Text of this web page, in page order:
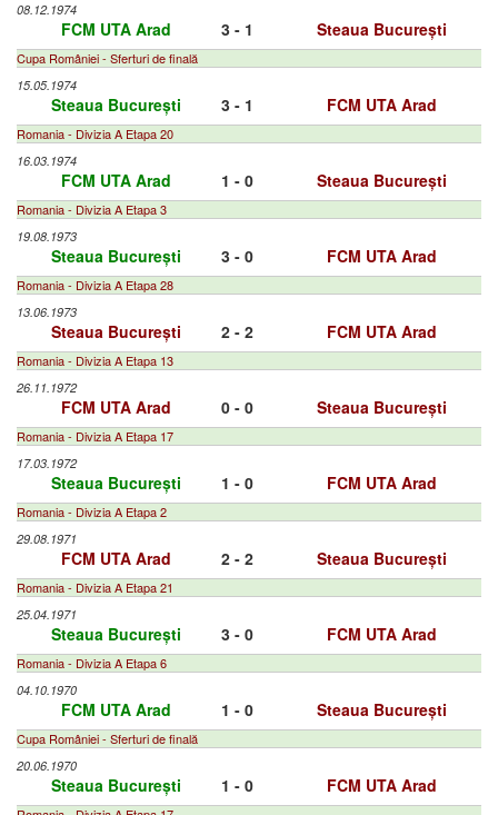
08.12.1974
FCM UTA Arad 3 - 1 Steaua București
Cupa României - Sferturi de finală
15.05.1974
Steaua București 3 - 1 FCM UTA Arad
Romania - Divizia A Etapa 20
16.03.1974
FCM UTA Arad 1 - 0 Steaua București
Romania - Divizia A Etapa 3
19.08.1973
Steaua București 3 - 0 FCM UTA Arad
Romania - Divizia A Etapa 28
13.06.1973
Steaua București 2 - 2 FCM UTA Arad
Romania - Divizia A Etapa 13
26.11.1972
FCM UTA Arad 0 - 0 Steaua București
Romania - Divizia A Etapa 17
17.03.1972
Steaua București 1 - 0 FCM UTA Arad
Romania - Divizia A Etapa 2
29.08.1971
FCM UTA Arad 2 - 2 Steaua București
Romania - Divizia A Etapa 21
25.04.1971
Steaua București 3 - 0 FCM UTA Arad
Romania - Divizia A Etapa 6
04.10.1970
FCM UTA Arad 1 - 0 Steaua București
Cupa României - Sferturi de finală
20.06.1970
Steaua București 1 - 0 FCM UTA Arad